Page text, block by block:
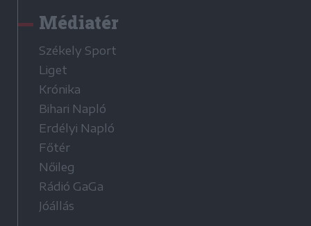
Médiatér
Székely Sport
Liget
Krónika
Bihari Napló
Erdélyi Napló
Főtér
Nőileg
Rádió GaGa
Jóállás